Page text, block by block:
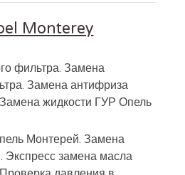
Monterey
фильтра. Замена
Замена антифриза
жидкости ГУР Опель
Монтерей. Замена
Экспресс замена масла